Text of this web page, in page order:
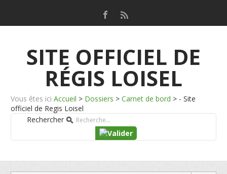
SITE OFFICIEL DE
RÉGIS LOISEL
Vous êtes ici Accueil > Dossiers > Carnet de bord > - Site
officiel de Regis Loisel
Rechercher